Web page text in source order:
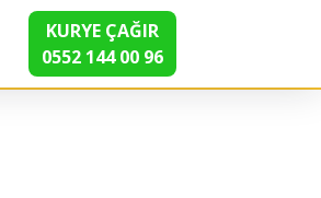
KURYE ÇAĞIR
0552 144 00 96